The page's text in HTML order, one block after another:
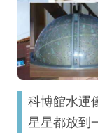
科博館水運
星星都放到